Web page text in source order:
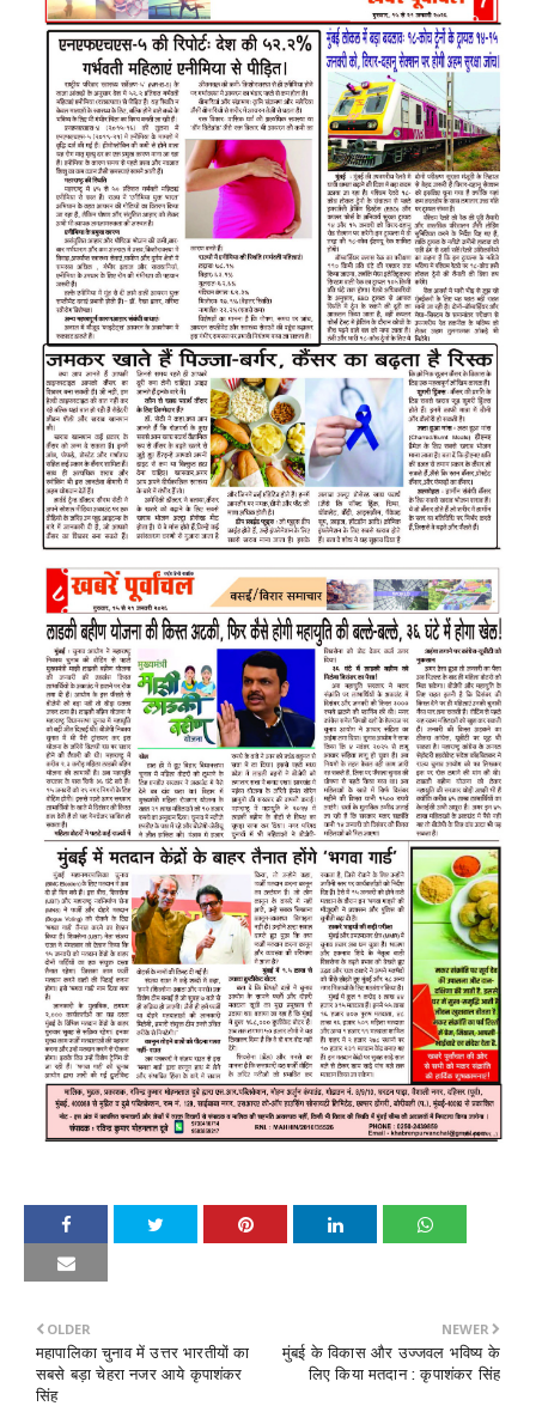
NEWER
मुंबई के विकास और उज्जवल भविष्य के
लिए किया मतदान : कृपाशंकर सिंह
OLDER
महापालिका चुनाव में उत्तर भारतीयों का
सबसे बड़ा चेहरा नजर आये कृपाशंकर
सिंह